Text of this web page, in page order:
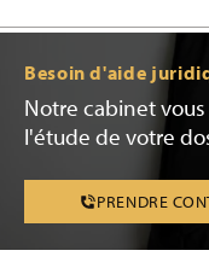
Besoin d'aide
Notre cabinet
l'étude de votre
PRENDRE